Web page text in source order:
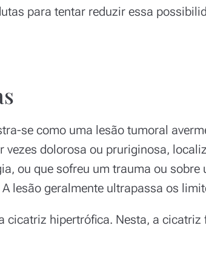
para tentar reduzir essa
se como uma lesão tumoral
vezes dolorosa ou pruriginosa,
ou que sofreu um trauma ou sobre
lesão geralmente ultrapassa os
cicatriz hipertrófica. Nesta, a cicatriz